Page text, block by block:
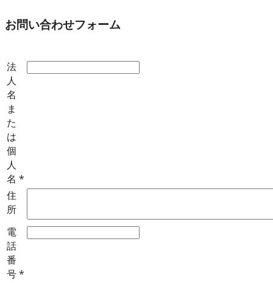
お問い合わせフォーム
法
人
名
ま
た
は
個
人
名 *
住
所
電
話
番
号*